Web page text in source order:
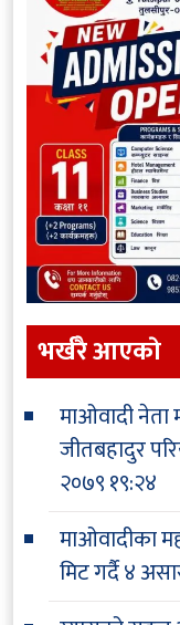
भर्खरै आएकाे
माओवादी नेता
जीतबहादुर
२०७९ १९:२४
माओवादीका
मिट गर्दै४